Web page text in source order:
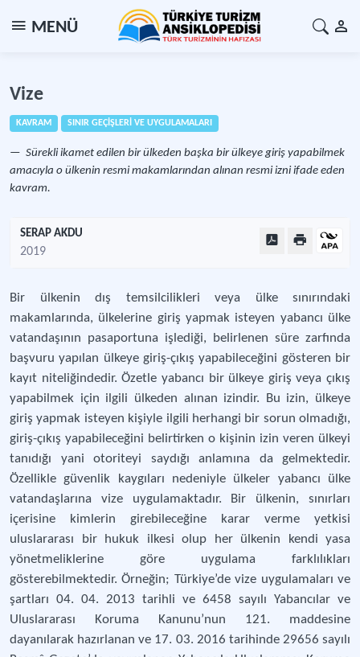
MENÜ
Vize
KAVRAM SINIR GEÇİŞLERİ VE UYGULAMALARI
Sürekli ikamet edilen bir ülkeden başka bir ülkeye giriş yapabilmek
amacıyla o ülkenin resmi makamlarından alınan resmi izni ifade eden
kavram.
SERAP AKDU
2019
Bir ülkenin dış temsilcilikleri veya ülke sınırındaki
makamlarında, ülkelerine giriş yapmak isteyen yabancı ülke
vatandaşının pasaportuna işlediği, belirlenen süre zarfında
başvuru yapılan ülkeye giriş-çıkış yapabileceğini gösteren bir
kayıt niteliğindedir. Özetle yabancı bir ülkeye giriş veya çıkış
yapabilmek için ilgili ülkeden alınan izindir. Bu izin, ülkeye
giriş yapmak isteyen kişiyle ilgili herhangi bir sorun olmadığı,
giriş-çıkış yapabileceğini belirtirken o kişinin izin veren ülkeyi
tanıdığı yani otoriteyi saydığı anlamına da gelmektedir.
Özellikle güvenlik kaygıları nedeniyle ülkeler yabancı ülke
vatandaşlarına vize uygulamaktadır. Bir ülkenin, sınırları
içerisine kimlerin girebileceğine karar verme yetkisi
uluslararası bir hukuk ilkesi olup her ülkenin kendi yasa
yönetmeliklerine göre uygulama farklılıkları
gösterebilmektedir. Örneğin; Türkiye’de vize uygulamaları ve
şartları 04. 04. 2013 tarihli ve 6458 sayılı Yabancılar ve
Uluslararası Koruma Kanunu’nun 121. maddesine
dayanılarak hazırlanan ve 17. 03. 2016 tarihinde 29656 sayılı